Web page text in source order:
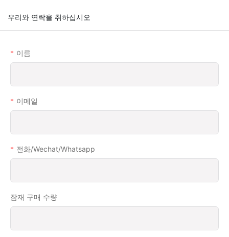
우리와 연락을 취하십시오
이름
이메일
전화/wechat/whatsapp
잠재 구매 수량